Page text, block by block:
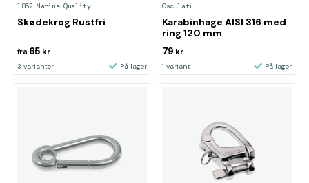
1852 Marine Quality
Skødekrog Rustfri
fra 65 kr
3 varianter På lager
Osculati
Karabinhage AISI 316 med
ring 120 mm
79 kr
1 variant På lager